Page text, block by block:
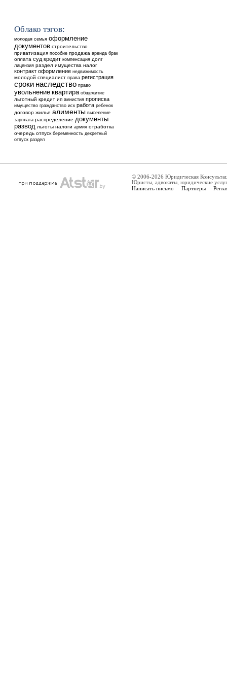
Облако тэгов:
молодая семья оформление
документов строительство
приватизация пособие продажа аренда брак
оплата суд кредит компенсация долг
лицензия раздел имущества налог
контракт оформление недвижимость
молодой специалист права регистрация
сроки наследство право
увольнение квартира общежитие
льготный кредит ип амнистия прописка
имущество гражданство иск работа ребенок
договор жилье алименты выселение
зарплата распределение документы
развод льготы налоги армия отработка
очередь отпуск беременность декретный
отпуск раздел
© 2006-2026 Юридическая
Юристы, адвокаты, юридические
Написать письмо Партнеры